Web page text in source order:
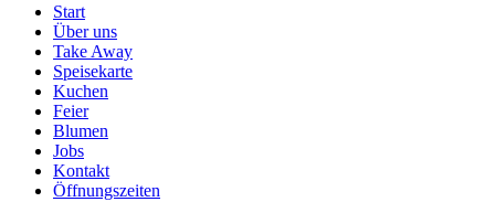
Close
Menu
Start
Über uns
Take Away
Speisekarte
Kuchen
Feier
Blumen
Jobs
Kontakt
Öffnungszeiten